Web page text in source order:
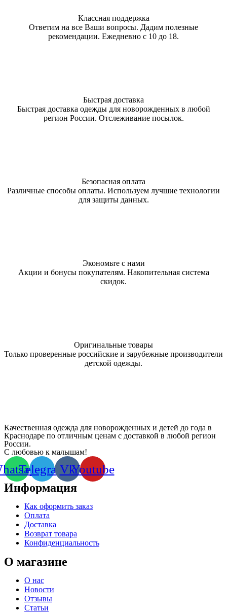
Классная поддержка
Ответим на все Ваши вопросы. Дадим полезные
рекомендации. Ежедневно с 10 до 18.
Быстрая доставка
Быстрая доставка одежды для новорожденных в любой
регион России. Отслеживание посылок.
Безопасная оплата
Различные способы оплаты. Используем лучшие технологии
для защиты данных.
Экономьте с нами
Акции и бонусы покупателям. Накопительная система
скидок.
Оригинальные товары
Только проверенные российские и зарубежные производители
детской одежды.
Качественная одежда для новорожденных и детей до года в
Краснодаре по отличным ценам с доставкой в любой регион
России.
С любовью к малышам!
TelegramVkYoutube
Информация
Как оформить заказ
Оплата
Доставка
Возврат товара
Конфиденциальность
О магазине
О нас
Новости
Отзывы
Статьи